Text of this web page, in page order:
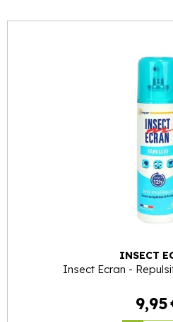
INSECT
Insect Ecran -
9,95